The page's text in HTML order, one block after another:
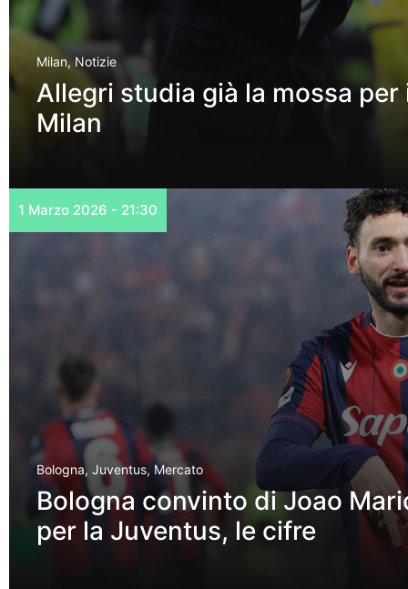
Milan, Notizie
Allegri studia già la mossa
Milan
1 Marzo 2026 - 21:30
Bologna, Juventus, Mercato
Bologna convinto di Joao
per la Juventus, le cifre